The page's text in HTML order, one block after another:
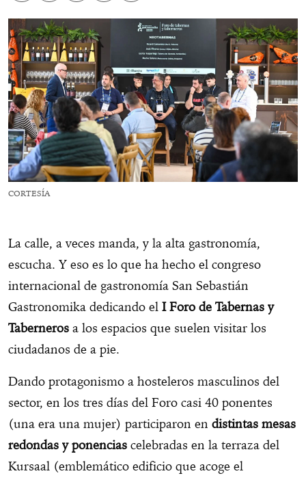
CORTESÍA
La calle, a veces manda, y la alta gastronomía,
escucha. Y eso es lo que ha hecho el congreso
internacional de gastronomía San Sebastián
Gastronomika dedicando el I Foro de Tabernas y
Taberneros a los espacios que suelen visitar los
ciudadanos de a pie.
Dando protagonismo a hosteleros masculinos del
sector, en los tres días del Foro casi 40 ponentes
(una era una mujer) participaron en distintas mesas
redondas y ponencias celebradas en la terraza del
Kursaal (emblemático edificio que acoge el